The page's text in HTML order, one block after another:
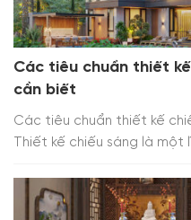
Các tiêu chuẩn thiết
cần biết
Các tiêu chuẩn thiết kế
Thiết kế chiếu sáng là một